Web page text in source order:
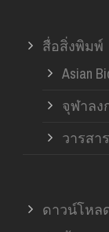
สื่อสิ่งพิมพ์
Asian
จุฬาลง
วารสา
ดาวน์โหล